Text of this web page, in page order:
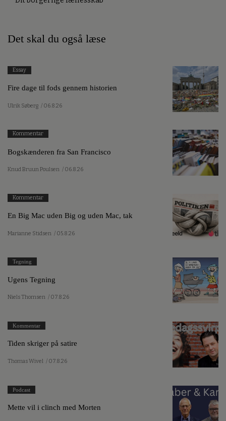
Det skal du også læse
Essay
Fire dage til fods gennem historien
Ulrik Søberg / 06.8.26
Kommentar
Bogskænderen fra San Francisco
Knud Bruun Poulsen / 06.8.26
Kommentar
En Big Mac uden Big og uden Mac, tak
Marianne Stidsen / 05.8.26
Tegning
Ugens Tegning
Niels Thomsen / 07.8.26
Kommentar
Tiden skriger på satire
Thomas Wivel / 07.8.26
Podcast
Mette vil i clinch med Morten